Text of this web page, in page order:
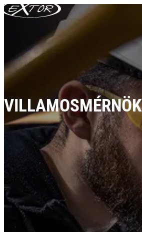
Skip to content
VILLAMOSMÉRNÖK